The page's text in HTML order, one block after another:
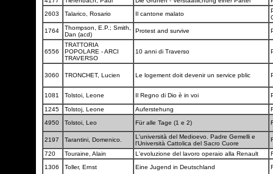
2603
Talarico, Rosario Il cantone malato
1764
Thompson, E.P.; Smith,
Dan (acd)
Protest and survive
6556
TRATTORIA
POPOLARE - ARCI
TRAVERSO
10 anni di Traverso
3060 TRONCHET, Lucien Le logement doit devenir un service pblic
1081 Tolstoi, Leone Il Regno di Dio è in voi
1245 Tolstoj, Leone Auferstehung
4950
Tolstoi, Leo Für alle Tage (1 e 2)
2197 Tarantini, Domenico.
L'università del Medioevo. Padre Gemelli e
l'Università Cattolica del Sacro Cuore
720 Touraine, Alain L'evoluzione del lavoro operaio alla Renault
1306
Toller, Ernst Eine Jugend in Deutschland